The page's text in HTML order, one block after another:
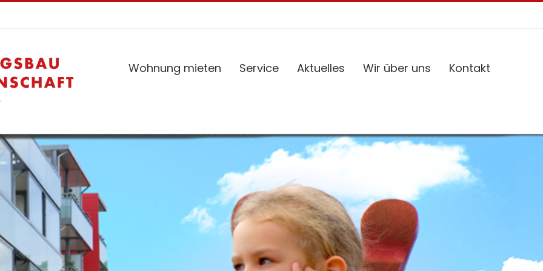
Wohnung mieten Service Aktuelles Wir über uns Kontakt